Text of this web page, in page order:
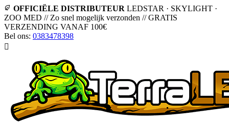
OFFICIËLE DISTRIBUTEUR LEDSTAR · SKYLIGHT ·
ZOO MED // Zo snel mogelijk verzonden // GRATIS
VERZENDING VANAF 100€
Bel ons: 0383478398
